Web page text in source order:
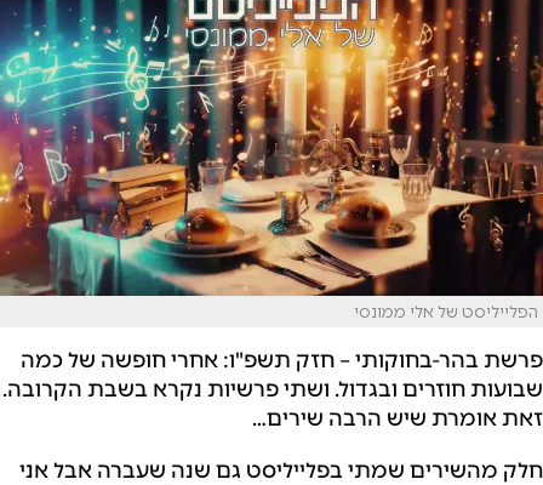
הפלייליסט של אלי ממונסי
פרשת בהר-בחוקותי – חזק תשפ"ו: אחרי חופשה של כמה
שבועות חוזרים ובגדול. ושתי פרשיות נקרא בשבת הקרובה.
זאת אומרת שיש הרבה שירים…
חלק מהשירים שמתי בפלייליסט גם שנה שעברה אבל אני